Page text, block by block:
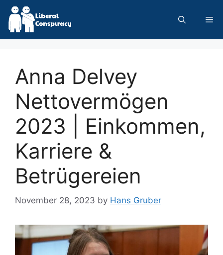
Skip
content
Anna Delvey
Nettovermögen
2023 | Einkommen,
Karriere &
Betrügereien
November 28, 2023 by Hans Gruber